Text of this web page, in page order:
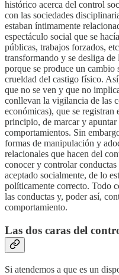
histórico acerca del control
con las sociedades
estaban íntimamente
espectáculo social que se
públicas, trabajos forzados,
transformando y se desliga
porque se produce un cambio
crueldad del castigo físico.
que no se ven y que no
conllevan la vigilancia de las
económicas), que se
principio, de marcar y
comportamientos. Sin
formas de manipulación y
relacionales que hacen del
conocer y controlar
aceptado socialmente, de lo
políticamente correcto. Todo
las conductas y, poder así,
comportamiento.
Las dos caras del
Si atendemos a que es un